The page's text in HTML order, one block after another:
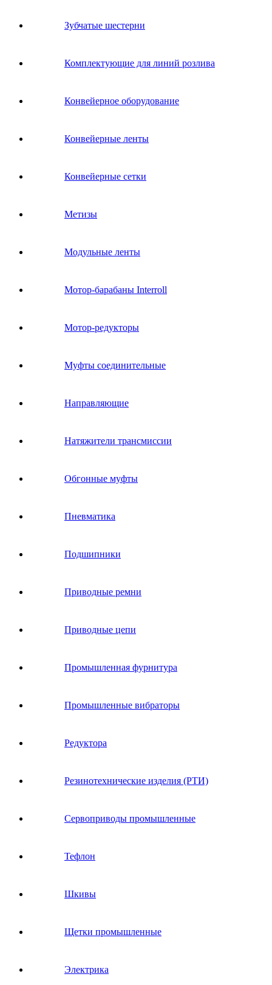
Зубчатые шестерни
Комплектующие для линий розлива
Конвейерное оборудование
Конвейерные ленты
Конвейерные сетки
Метизы
Модульные ленты
Мотор-барабаны Interroll
Мотор-редукторы
Муфты соединительные
Направляющие
Натяжители трансмиссии
Обгонные муфты
Пневматика
Подшипники
Приводные ремни
Приводные цепи
Промышленная фурнитура
Промышленные вибраторы
Редуктора
Резинотехнические изделия (РТИ)
Сервоприводы промышленные
Тефлон
Шкивы
Щетки промышленные
Электрика